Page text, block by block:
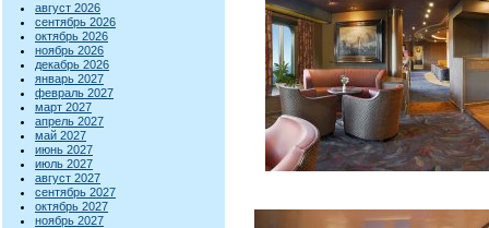
август 2026
сентябрь 2026
октябрь 2026
ноябрь 2026
декабрь 2026
январь 2027
февраль 2027
март 2027
апрель 2027
май 2027
июнь 2027
июль 2027
август 2027
сентябрь 2027
октябрь 2027
ноябрь 2027